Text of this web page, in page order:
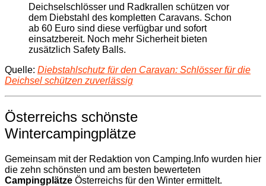
Deichselschlösser und Radkrallen schützen vor
dem Diebstahl des kompletten Caravans. Schon
ab 60 Euro sind diese verfügbar und sofort
einsatzbereit. Noch mehr Sicherheit bieten
zusätzlich Safety Balls.
Quelle: Diebstahlschutz für den Caravan: Schlösser für die
Deichsel schützen zuverlässig
Österreichs schönste
Wintercampingplätze
Gemeinsam mit der Redaktion von Camping.Info wurden hier
die zehn schönsten und am besten bewerteten
Campingplätze Österreichs für den Winter ermittelt.